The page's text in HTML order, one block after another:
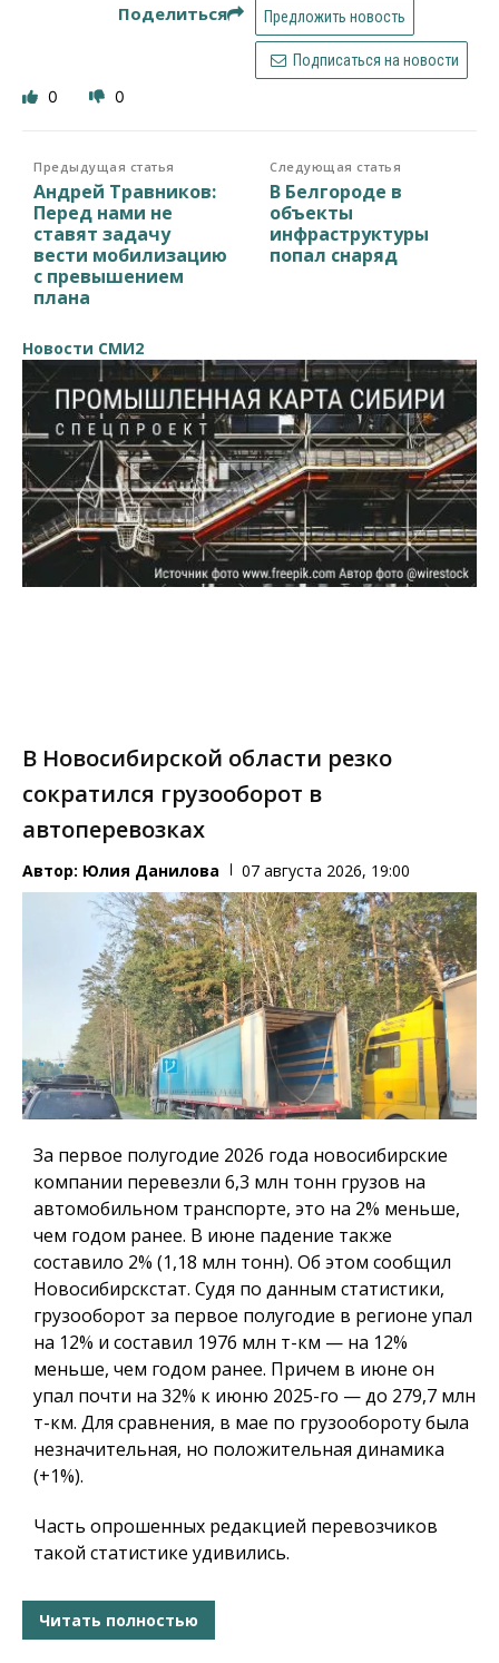
Поделиться Предложить новость
Подписаться на новости
0 0
Предыдущая статья
Андрей Травников:
Перед нами не
ставят задачу
вести мобилизацию
с превышением
плана
Следующая статья
В Белгороде в
объекты
инфраструктуры
попал снаряд
Новости СМИ2
В Новосибирской области резко
сократился грузооборот в
автоперевозках
Автор: Юлия Данилова 07 августа 2026, 19:00
За первое полугодие 2026 года новосибирские
компании перевезли 6,3 млн тонн грузов на
автомобильном транспорте, это на 2% меньше,
чем годом ранее. В июне падение также
составило 2% (1,18 млн тонн). Об этом сообщил
Новосибирскстат. Судя по данным статистики,
грузооборот за первое полугодие в регионе упал
на 12% и составил 1976 млн т-км — на 12%
меньше, чем годом ранее. Причем в июне он
упал почти на 32% к июню 2025-го — до 279,7 млн
т-км. Для сравнения, в мае по грузообороту была
незначительная, но положительная динамика
(+1%).
Часть опрошенных редакцией перевозчиков
такой статистике удивились.
Читать полностью